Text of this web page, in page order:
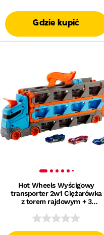
Gdzie kupić
Hot Wheels Wyścigowy
transporter 2w1 Ciężarówka
z torem rajdowym + 3